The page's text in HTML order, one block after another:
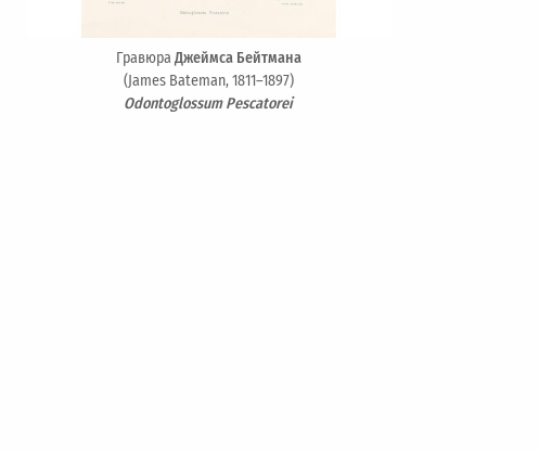
ГравюраДжеймса Бейтмана
(James Bateman, 1811–1897)
Odontoglossum Pescatorei